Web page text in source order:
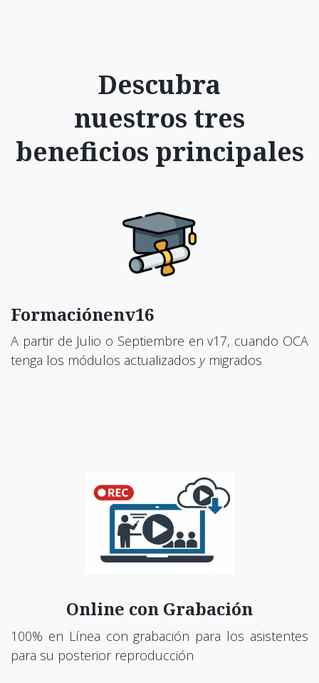
Descubra
nuestros tres
beneficios principales
Formaciónenv16
A partir de Julio o Septiembre en v17, cuando OCA
tenga los módulos actualizados y migrados
Online con Grabación
100% en Línea con grabación para los asistentes
para su posterior reproducción